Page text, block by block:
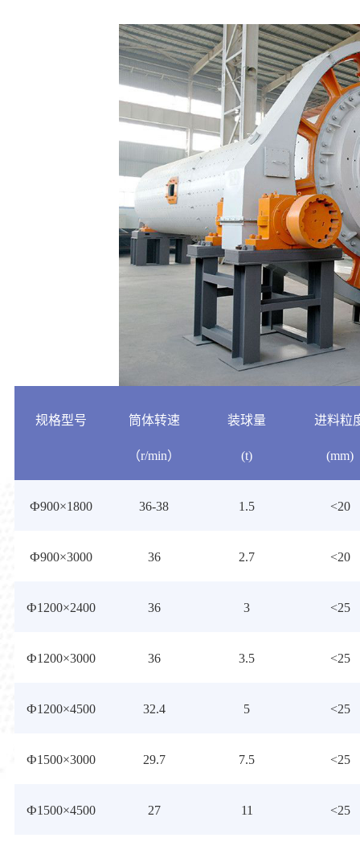
规格型号 筒体转速
（r/min）
装球量
(t)
进料粒
(mm)
Ф900×1800 36-38 1.5 <20
Ф900×3000 36 2.7 <20
Ф1200×2400 36 3 <25
Ф1200×3000 36 3.5 <25
Ф1200×4500 32.4 5 <25
Ф1500×3000 29.7 7.5 <25
Ф1500×4500 27 11 <25